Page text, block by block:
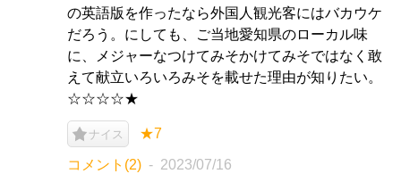
の英語版を作ったなら外国人観光客にはバカウケ
だろう。にしても、ご当地愛知県のローカル味
に、メジャーなつけてみそかけてみそではなく敢
えて献立いろいろみそを載せた理由が知りたい。
☆☆☆☆★
ナイス ★7
コメント(2) 2023/07/16